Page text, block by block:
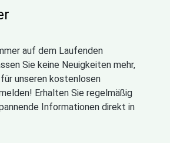
auf dem Laufenden
Sie keine Neuigkeiten mehr,
unseren kostenlosen
Erhalten Sie regelmäßig
Informationen direkt in